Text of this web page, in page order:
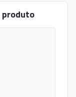
produto